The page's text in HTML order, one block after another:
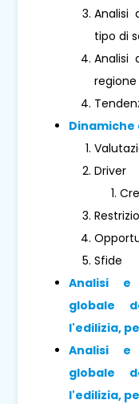
Analisi
tipo di
Analisi
regione
Driver
Sfide
Analisi e
globale
l'edilizia,
Analisi e
globale
l'edilizia,